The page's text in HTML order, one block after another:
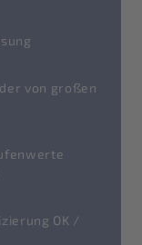
von großen
OK /